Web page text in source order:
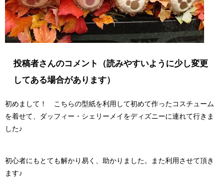
投稿者さんのコメント（読みやすいように少し変更
してある場合があります）
初めまして！ こちらの型紙を利用して初めて作ったコスチューム
を着せて、ダッフィー・シェリーメイをディズニーに連れて行きま
した♪
初心者にもとても解かり易く、助かりました。また利用させて頂き
ます♪